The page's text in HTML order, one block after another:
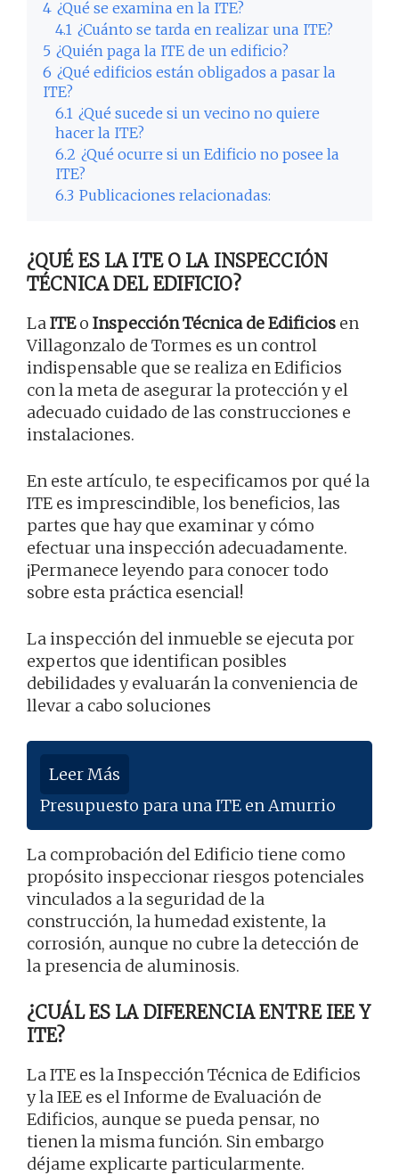
4 ¿Qué se examina en la ITE?
4.1 ¿Cuánto se tarda en realizar una ITE?
5 ¿Quién paga la ITE de un edificio?
6 ¿Qué edificios están obligados a pasar la
ITE?
6.1 ¿Qué sucede si un vecino no quiere
hacer la ITE?
6.2 ¿Qué ocurre si un Edificio no posee la
ITE?
6.3 Publicaciones relacionadas:
¿QUÉ ES LA ITE O LA INSPECCIÓN
TÉCNICA DEL EDIFICIO?
LaITEo Inspección Técnica de Edificios en
Villagonzalo de Tormes es un control
indispensable que se realiza en Edificios
con la meta de asegurar la protección y el
adecuado cuidado de las construcciones e
instalaciones.
En este artículo, te especificamos por qué la
ITE es imprescindible, los beneficios, las
partes que hay que examinar y cómo
efectuar una inspección adecuadamente.
¡Permanece leyendo para conocer todo
sobre esta práctica esencial!
La inspección del inmueble se ejecuta por
expertos que identifican posibles
debilidades y evaluarán la conveniencia de
llevar a cabo soluciones
Leer Más
Presupuesto para una ITE en Amurrio
La comprobación del Edificio tiene como
propósito inspeccionar riesgos potenciales
vinculados a la seguridad de la
construcción, la humedad existente, la
corrosión, aunque no cubre la detección de
la presencia de aluminosis.
¿CUÁL ES LA DIFERENCIA ENTRE IEE Y
ITE?
La ITE es la Inspección Técnica de Edificios
y la IEE es el Informe de Evaluación de
Edificios, aunque se pueda pensar, no
tienen la misma función. Sin embargo
déjame explicarte particularmente.